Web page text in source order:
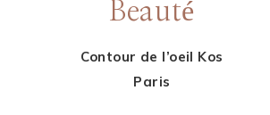
Beauté
Contour de l’oeil Kos
Paris